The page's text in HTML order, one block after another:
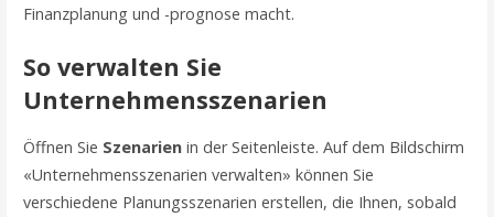
Finanzplanung und -prognose macht.
So verwalten Sie
Unternehmensszenarien
Öffnen Sie Szenarienin der Seitenleiste. Auf dem Bildschirm
«Unternehmensszenarien verwalten» können Sie
verschiedene Planungsszenarien erstellen, die Ihnen, sobald